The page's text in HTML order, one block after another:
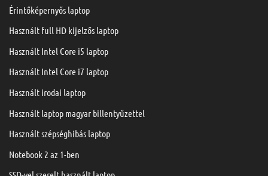
Érintőképernyős laptop
Használt full HD kijelzős laptop
Használt Intel Core i5 laptop
Használt Intel Core i7 laptop
Használt irodai laptop
Használt laptop magyar billentyűzettel
Használt szépséghibás laptop
Notebook 2 az 1-ben